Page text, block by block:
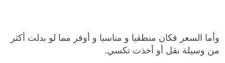
وأما السعر فكان منطقيا و مناسبا و أوفر مما لو بدلت أكثر
من وسيلة نقل أو أخذت تكسي.